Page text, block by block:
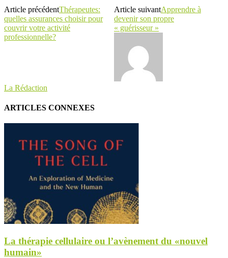
Article précédentThérapeutes:
quelles assurances choisir pour
couvrir votre activité
professionnelle?
Article suivantApprendre à
devenir son propre
« guérisseur »
La Rédaction
ARTICLES CONNEXES
La thérapie cellulaire ou l’avènement du «nouvel
humain»